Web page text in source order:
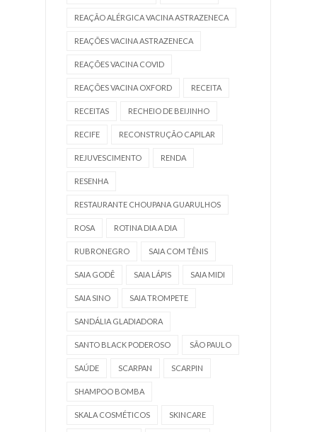
REAÇÃO ALÉRGICA VACINA ASTRAZENECA
REAÇÕES VACINA ASTRAZENECA
REAÇÕES VACINA COVID
REAÇÕES VACINA OXFORD RECEITA
RECEITAS RECHEIO DE BEIJINHO
RECIFE RECONSTRUÇÃO CAPILAR
REJUVESCIMENTO RENDA
RESENHA
RESTAURANTE CHOUPANA GUARULHOS
ROSA ROTINA DIA A DIA
RUBRONEGRO SAIA COM TÊNIS
SAIA GODÊ SAIA LÁPIS SAIA MIDI
SAIA SINO SAIA TROMPETE
SANDÁLIA GLADIADORA
SANTO BLACK PODEROSO SÃO PAULO
SAÚDE SCARPAN SCARPIN
SHAMPOO BOMBA
SKALA COSMÉTICOS SKINCARE